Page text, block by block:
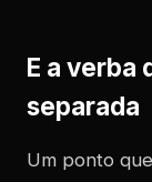
E a verba
separada
Um ponto